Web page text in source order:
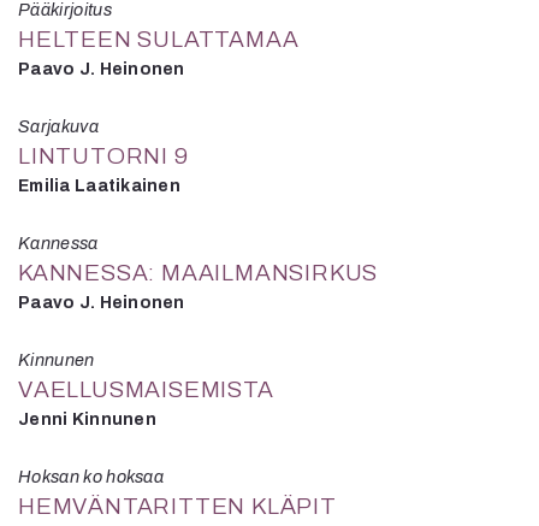
Pääkirjoitus
HELTEEN SULATTAMAA
Paavo J. Heinonen
Sarjakuva
LINTUTORNI 9
Emilia Laatikainen
Kannessa
KANNESSA: MAAILMANSIRKUS
Paavo J. Heinonen
Kinnunen
VAELLUSMAISEMISTA
Jenni Kinnunen
Hoksan ko hoksaa
HEMVÄNTARITTEN KLÄPIT